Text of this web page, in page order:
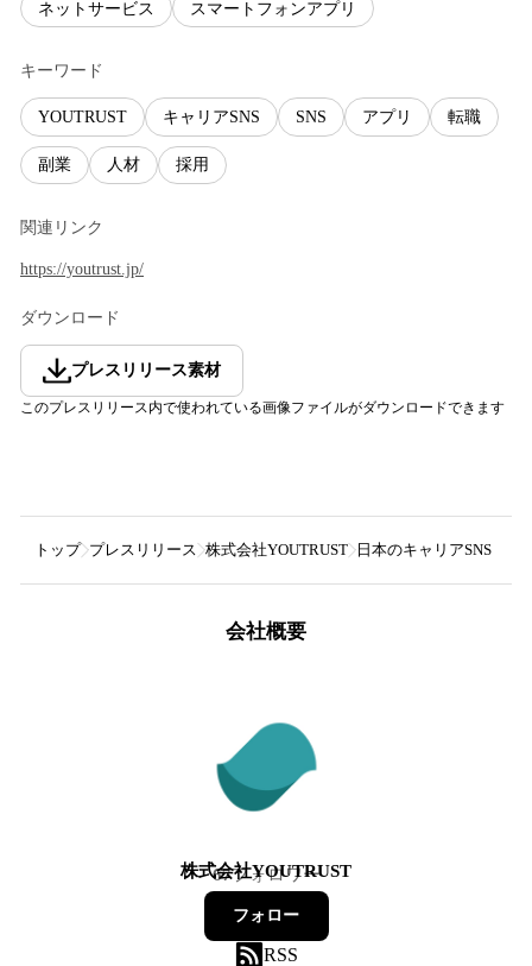
ネットサービス スマートフォンアプリ
キーワード
YOUTRUST キャリアSNS SNS アプリ 転職
副業 人材 採用
関連リンク
https://youtrust.jp/
ダウンロード
プレスリリース素材
このプレスリリース内で使われている画像ファイルがダウンロードできます
トップ プレスリリース 株式会社YOUTRUST 日本のキャリアSNS「
会社概要
株式会社YOUTRUST
67フォロワー
フォロー
RSS